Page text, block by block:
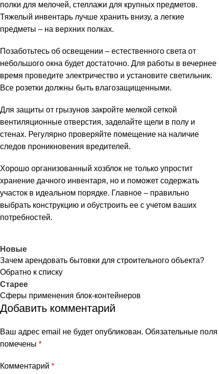
полки для мелочей, стеллажи для крупных предметов.
Тяжелый инвентарь лучше хранить внизу, а легкие
предметы – на верхних полках.
Позаботьтесь об освещении – естественного света от
небольшого окна будет достаточно. Для работы в вечернее
время проведите электричество и установите светильник.
Все розетки должны быть влагозащищенными.
Для защиты от грызунов закройте мелкой сеткой
вентиляционные отверстия, заделайте щели в полу и
стенах. Регулярно проверяйте помещение на наличие
следов проникновения вредителей.
Хорошо организованный хозблок не только упростит
хранение дачного инвентаря, но и поможет содержать
участок в идеальном порядке. Главное – правильно
выбрать конструкцию и обустроить ее с учетом ваших
потребностей.
Новые
Зачем арендовать бытовки для строительного объекта?
Обратно к списку
Старее
Сферы применения блок-контейнеров
Добавить комментарий
Ваш адрес email не будет опубликован. Обязательные поля
помечены *
Комментарий *